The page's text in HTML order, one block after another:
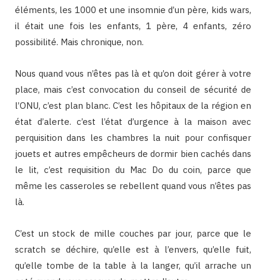
éléments, les 1000 et une insomnie d’un père, kids wars,
il était une fois les enfants, 1 père, 4 enfants, zéro
possibilité. Mais chronique, non.
Nous quand vous n’êtes pas là et qu’on doit gérer à votre
place, mais c’est convocation du conseil de sécurité de
l’ONU, c’est plan blanc. C’est les hôpitaux de la région en
état d’alerte. c’est l’état d’urgence à la maison avec
perquisition dans les chambres la nuit pour confisquer
jouets et autres empêcheurs de dormir bien cachés dans
le lit, c’est requisition du Mac Do du coin, parce que
même les casseroles se rebellent quand vous n’êtes pas
là.
C’est un stock de mille couches par jour, parce que le
scratch se déchire, qu’elle est à l’envers, qu’elle fuit,
qu’elle tombe de la table à la langer, qu’il arrache un